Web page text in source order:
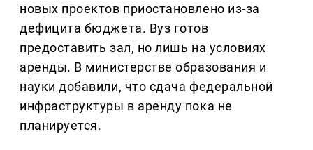
новых проектов приостановлено из-за
дефицита бюджета. Вуз готов
предоставить зал, но лишь на условиях
аренды. В министерстве образования и
науки добавили, что сдача федеральной
инфраструктуры в аренду пока не
планируется.